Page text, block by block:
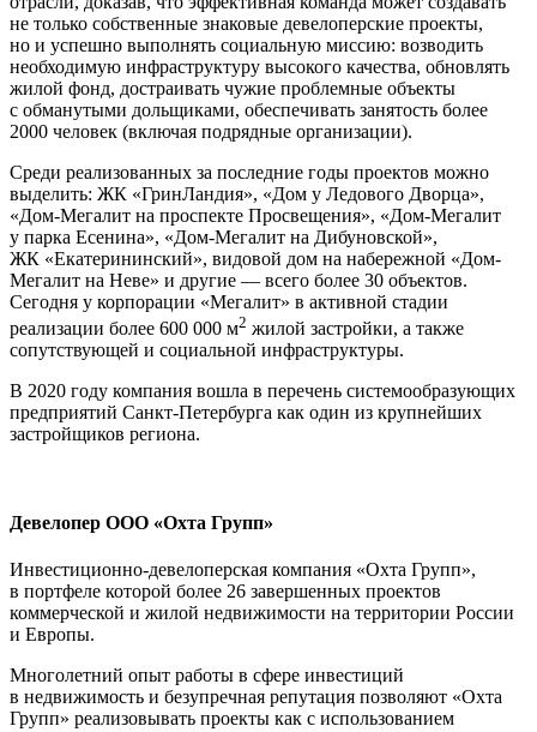
не только собственные знаковые девелоперские проекты,
но и успешно выполнять социальную миссию: возводить
необходимую инфраструктуру высокого качества, обновлять
жилой фонд, достраивать чужие проблемные объекты
с обманутыми дольщиками, обеспечивать занятость более
2000 человек (включая подрядные организации).
Среди реализованных за последние годы проектов можно
выделить: ЖК «ГринЛандия», «Дом у Ледового Дворца»,
«Дом-Мегалит на проспекте Просвещения», «Дом-Мегалит
у парка Есенина», «Дом-Мегалит на Дибуновской»,
ЖК «Екатерининский», видовой дом на набережной «Дом-
Мегалит на Неве» и другие — всего более 30 объектов.
Сегодня у корпорации «Мегалит» в активной стадии
реализации более 600 000 м2 жилой застройки, а также
сопутствующей и социальной инфраструктуры.
В 2020 году компания вошла в перечень системообразующих
предприятий Санкт-Петербурга как один из крупнейших
застройщиков региона.
Девелопер ООО «Охта Групп»
Инвестиционно-девелоперская компания «Охта Групп»,
в портфеле которой более 26 завершенных проектов
коммерческой и жилой недвижимости на территории России
и Европы.
Многолетний опыт работы в сфере инвестиций
в недвижимость и безупречная репутация позволяют «Охта
Групп» реализовывать проекты как с использованием